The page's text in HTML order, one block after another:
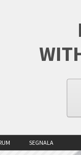
SEGNALA